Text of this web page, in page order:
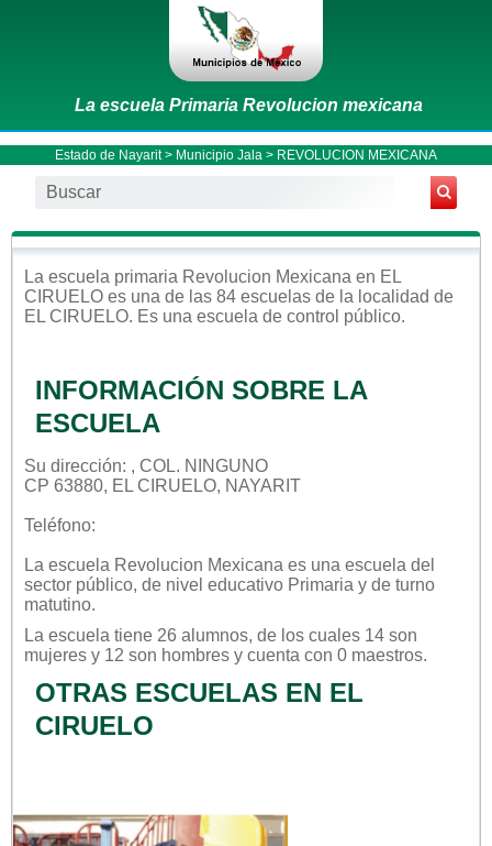
La escuela Primaria Revolucion mexicana
Estado de Nayarit> Municipio Jala > REVOLUCION MEXICANA
La escuela primaria Revolucion Mexicana en EL
CIRUELO es una de las 84 escuelas de la localidad de
EL CIRUELO. Es una escuela de control público.
INFORMACIÓN SOBRE LA
ESCUELA
Su dirección: , COL. NINGUNO
CP 63880, EL CIRUELO, NAYARIT
Teléfono:
La escuela Revolucion Mexicana es una escuela del
sector público, de nivel educativo Primaria y de turno
matutino.
La escuela tiene 26 alumnos, de los cuales 14 son
mujeres y 12 son hombres y cuenta con 0 maestros.
OTRAS ESCUELAS EN EL
CIRUELO